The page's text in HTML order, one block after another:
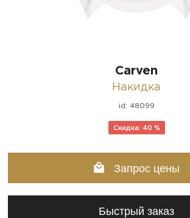
Carven
Накидка
id: 48099
Скидка: 40 %
Запрос цены
Быстрый заказ